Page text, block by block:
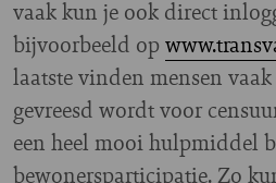
vaak kun je ook direct
bijvoorbeeld op
laatste vinden mensen
gevreesd wordt voor
een heel mooi hulpmiddel
bewonersparticipatie. Zo